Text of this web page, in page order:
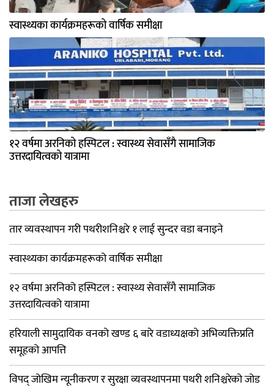
स्वास्थ्यका कार्यक्रमहरूको वार्षिक समीक्षा
१२ वर्षमा अरनिको हस्पिटल : स्वास्थ्य सेवासँगै सामाजिक
उत्तरदायित्वको यात्रामा
ताजा लेखहरु
तार व्यवस्थापन गरी पथरीशनिश्चरे १ लाई सुन्दर वडा बनाइने
स्वास्थ्यका कार्यक्रमहरूको वार्षिक समीक्षा
१२ वर्षमा अरनिको हस्पिटल : स्वास्थ्य सेवासँगै सामाजिक
उत्तरदायित्वको यात्रामा
हरियाली सामुदायिक वनको खण्ड ६ बारे वडाध्यक्षको अभिव्यक्तिप्रति
समूहको आपत्ति
विपद् जोखिम न्यूनीकरण र सुरक्षा व्यवस्थापनमा पथरी शनिश्चरेको जोड